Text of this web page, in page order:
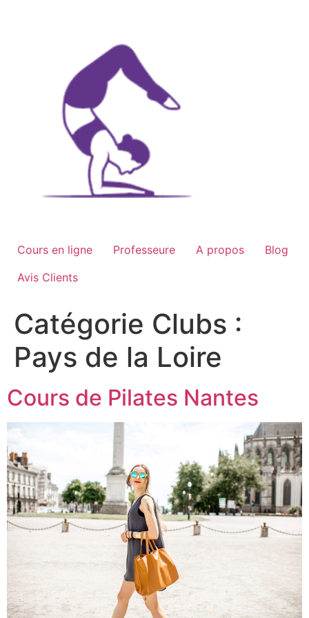
Cours en ligne Professeure A propos
Blog
Avis Clients
Catégorie Clubs :
Pays de la Loire
Cours de Pilates Nantes